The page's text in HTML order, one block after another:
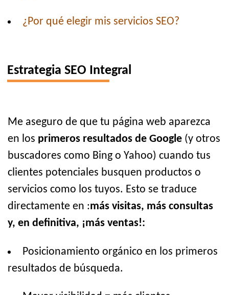
¿Por qué elegir mis servicios SEO?
Estrategia SEO Integral
Me aseguro de que tu página web aparezca
en los primeros resultados de Google (y otros
buscadores como Bing o Yahoo) cuando tus
clientes potenciales busquen productos o
servicios como los tuyos. Esto se traduce
directamente en :más visitas, más consultas
y, en definitiva, ¡más ventas!:
Posicionamiento orgánico en los primeros
resultados de búsqueda.